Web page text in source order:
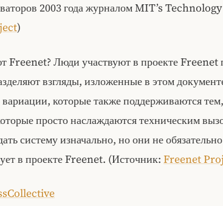
2003 года журналом MIT’s
)
Freenet? Люди участвуют в проекте Freenet
взгляды, изложенные в этом
которые также поддерживаются
просто наслаждаются техническим
систему изначально, но они не
в проекте Freenet. (Источник: Freenet